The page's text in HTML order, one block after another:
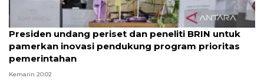
Presiden undang periset dan peneliti BRIN untuk
pamerkan inovasi pendukung program prioritas
pemerintahan
Kemarin 20:02